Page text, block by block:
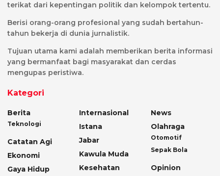
terikat dari kepentingan politik dan kelompok tertentu.
Berisi orang-orang profesional yang sudah bertahun-
tahun bekerja di dunia jurnalistik.
Tujuan utama kami adalah memberikan berita informasi
yang bermanfaat bagi masyarakat dan cerdas
mengupas peristiwa.
Kategori
Berita
Teknologi
Catatan Agi
Ekonomi
Gaya Hidup
Internasional
Istana
Jabar
Kawula Muda
Kesehatan
News
Olahraga
Otomotif
Sepak Bola
Opinion